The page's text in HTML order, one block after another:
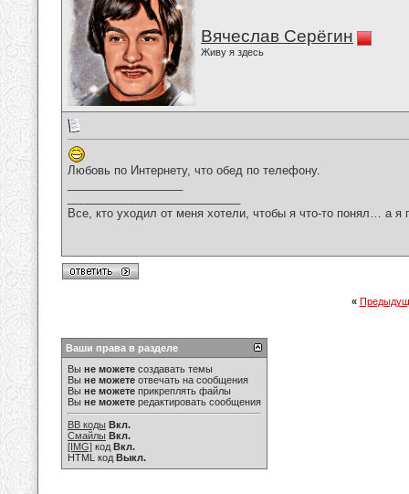
Вячеслав Серёгин
Живу я здесь
Любовь по Интернету, что обед по телефону.
Все, кто уходил от меня хотели, чтобы я что-то понял… а
«
Ваши права в разделе
Вы не можете создавать темы
Вы не можете отвечать на сообщения
Вы не можете прикреплять файлы
Вы не можете редактировать сообщения
BB коды Вкл.
Смайлы Вкл.
[IMG] код Вкл.
HTML код Выкл.